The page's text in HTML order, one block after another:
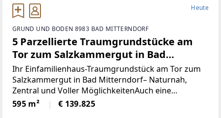
Heute
GRUND UND BODEN 8983 BAD MITTERNDORF
5 Parzellierte Traumgrundstücke am
Tor zum Salzkammergut in Bad
Mitterndorf - naturnah, zentral und
voller Möglichkeiten (Provisionsfrei)
Ihr Einfamilienhaus-Traumgrundstück am Tor zum
Salzkammergut in Bad Mitterndorf– Naturnah,
Zentral und Voller MöglichkeitenAuch eine
touristische Vermietung ist nach Absprache mit der
Gemeinde möglich.Die Loipe und Therme
595 m² € 139.825